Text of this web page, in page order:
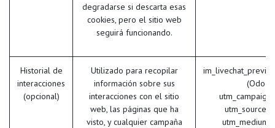
degradarse si descarta esas
cookies, pero el sitio web
seguirá funcionando.
Historial de
interacciones
(opcional)
Utilizado para recopilar
información sobre sus
interacciones con el sitio
web, las páginas que ha
visto, y cualquier campaña
(Odoo)
utm_campaign
utm_source
utm_medium